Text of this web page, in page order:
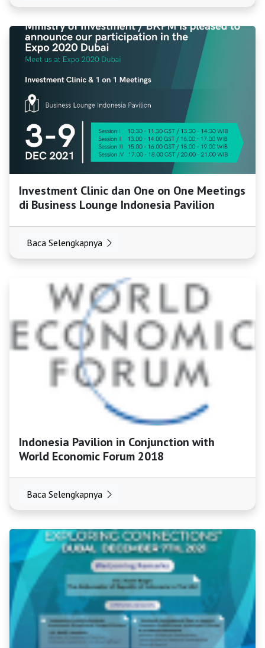
HOME
OSS
Agenda
Investasi
Investment Clinic dan One on One Meetings
di Business Lounge Indonesia Pavilion
Baca Selengkapnya
Indonesia Pavilion in Conjunction with
World Economic Forum 2018
Baca Selengkapnya